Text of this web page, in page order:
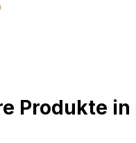
Produkte